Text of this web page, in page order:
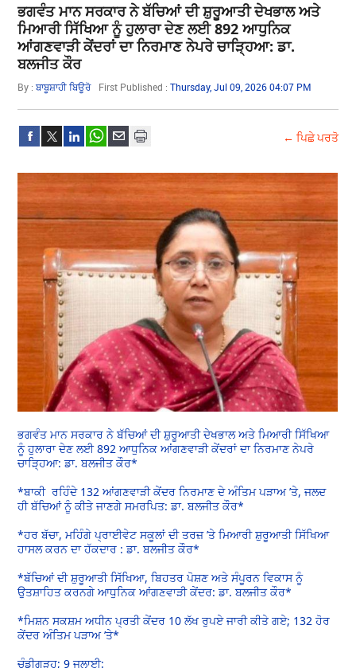
ਭਗਵੰਤ ਮਾਨ ਸਰਕਾਰ ਨੇ ਬੱਚਿਆਂ ਦੀ ਸ਼ੁਰੂਆਤੀ ਦੇਖਭਾਲ ਅਤੇ
ਮਿਆਰੀ ਸਿੱਖਿਆ ਨੂੰ ਹੁਲਾਰਾ ਦੇਣ ਲਈ 892 ਆਧੁਨਿਕ
ਆਂਗਣਵਾੜੀ ਕੇਂਦਰਾਂ ਦਾ ਨਿਰਮਾਣ ਨੇਪਰੇ ਚਾੜ੍ਹਿਆ: ਡਾ.
ਬਲਜੀਤ ਕੌਰ
By :ਬਾਬੂਸ਼ਾਹੀ ਬਿਊਰੋ First Published :Thursday, Jul 09, 2026 04:07 PM
← ਪਿਛੇ ਪਰਤੋ
ਭਗਵੰਤ ਮਾਨ ਸਰਕਾਰ ਨੇ ਬੱਚਿਆਂ ਦੀ ਸ਼ੁਰੂਆਤੀ ਦੇਖਭਾਲ ਅਤੇ ਮਿਆਰੀ ਸਿੱਖਿਆ
ਨੂੰ ਹੁਲਾਰਾ ਦੇਣ ਲਈ 892 ਆਧੁਨਿਕ ਆਂਗਣਵਾੜੀ ਕੇਂਦਰਾਂ ਦਾ ਨਿਰਮਾਣ ਨੇਪਰੇ
ਚਾੜ੍ਹਿਆ: ਡਾ. ਬਲਜੀਤ ਕੌਰ*
*ਬਾਕੀ ਰਹਿੰਦੇ 132 ਆਂਗਣਵਾੜੀ ਕੇਂਦਰ ਨਿਰਮਾਣ ਦੇ ਅੰਤਿਮ ਪੜਾਅ ’ਤੇ, ਜਲਦ
ਹੀ ਬੱਚਿਆਂ ਨੂੰ ਕੀਤੇ ਜਾਣਗੇ ਸਮਰਪਿਤ: ਡਾ. ਬਲਜੀਤ ਕੌਰ*
*ਹਰ ਬੱਚਾ, ਮਹਿੰਗੇ ਪ੍ਰਾਈਵੇਟ ਸਕੂਲਾਂ ਦੀ ਤਰਜ਼ ’ਤੇ ਮਿਆਰੀ ਸ਼ੁਰੂਆਤੀ ਸਿੱਖਿਆ
ਹਾਸਲ ਕਰਨ ਦਾ ਹੱਕਦਾਰ : ਡਾ. ਬਲਜੀਤ ਕੌਰ*
*ਬੱਚਿਆਂ ਦੀ ਸ਼ੁਰੂਆਤੀ ਸਿੱਖਿਆ, ਬਿਹਤਰ ਪੋਸ਼ਣ ਅਤੇ ਸੰਪੂਰਨ ਵਿਕਾਸ ਨੂੰ
ਉਤਸ਼ਾਹਿਤ ਕਰਨਗੇ ਆਧੁਨਿਕ ਆਂਗਣਵਾੜੀ ਕੇਂਦਰ: ਡਾ. ਬਲਜੀਤ ਕੌਰ*
*ਮਿਸ਼ਨ ਸਕਸ਼ਮ ਅਧੀਨ ਪ੍ਰਤੀ ਕੇਂਦਰ 10 ਲੱਖ ਰੁਪਏ ਜਾਰੀ ਕੀਤੇ ਗਏ; 132 ਹੋਰ
ਕੇਂਦਰ ਅੰਤਿਮ ਪੜਾਅ ’ਤੇ*
ਚੰਡੀਗੜ੍ਹ; 9 ਜੁਲਾਈ: